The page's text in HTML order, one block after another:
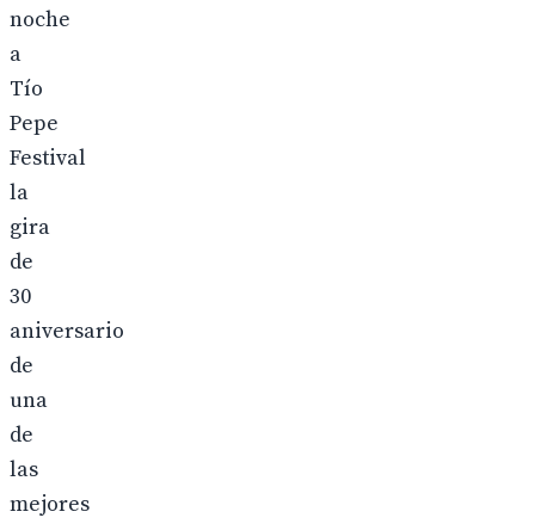
noche
a
Tío
Pepe
Festival
la
gira
de
30
aniversario
de
una
de
las
mejores